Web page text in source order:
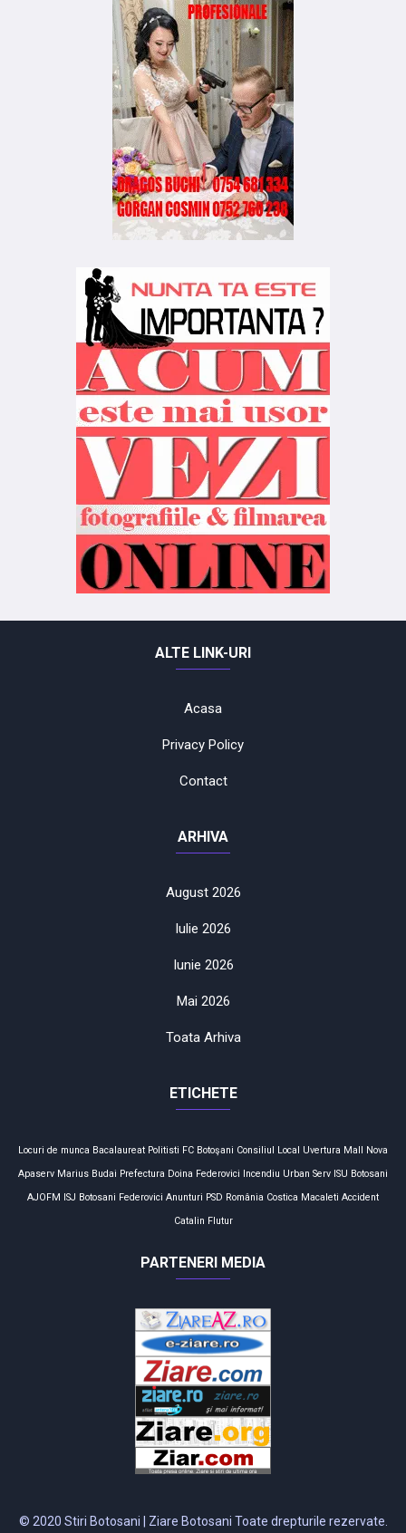
ALTE LINK-URI
Acasa
Privacy Policy
Contact
ARHIVA
August 2026
Iulie 2026
Iunie 2026
Mai 2026
Toata Arhiva
ETICHETE
Locuri de munca Bacalaureat Politisti FC Botoşani Consiliul Local Uvertura Mall Nova
Apaserv Marius Budai Prefectura Doina Federovici Incendiu Urban Serv ISU Botosani
AJOFM ISJ Botosani Federovici Anunturi PSD România Costica Macaleti Accident
Catalin Flutur
PARTENERI MEDIA
© 2020 Stiri Botosani | Ziare Botosani Toate drepturile rezervate.